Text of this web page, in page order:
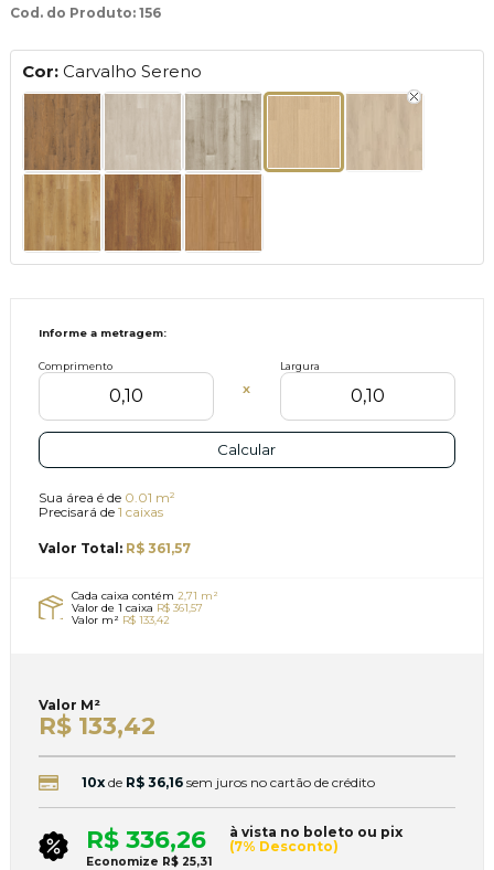
Cod. do Produto: 156
Cor: Carvalho Sereno
Informe a metragem:
Comprimento
X
Largura
Calcular
Sua área é de 0.01 m²
Precisará de 1 caixas
Valor Total: R$ 361,57
Cada caixa contém 2,71 m²
Valor de 1 caixa R$ 361,57
Valor m² R$ 133,42
Valor M²
R$ 133,42
10xde R$ 36,16 sem juros no cartão de crédito
R$ 336,26
à vista no boleto ou pix
(7% Desconto)
Economize R$ 25,31